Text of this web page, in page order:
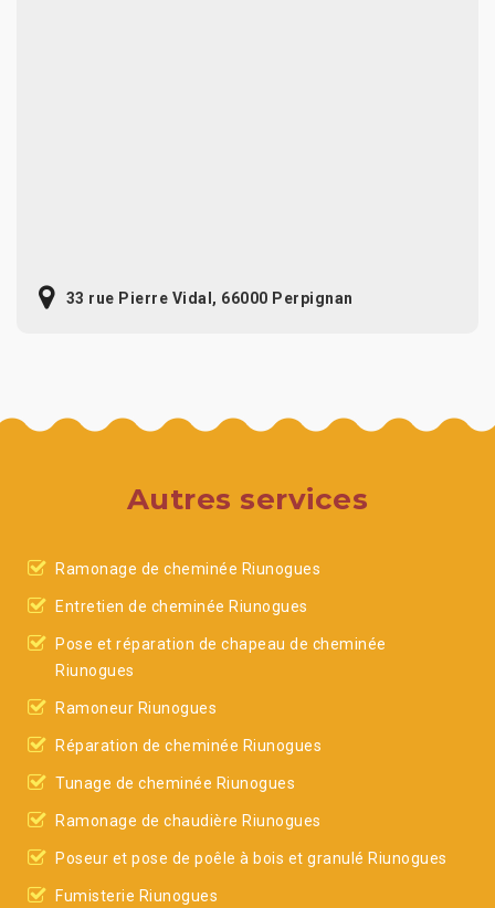
33 rue Pierre Vidal, 66000 Perpignan
Autres services
Ramonage de cheminée Riunogues
Entretien de cheminée Riunogues
Pose et réparation de chapeau de cheminée
Riunogues
Ramoneur Riunogues
Réparation de cheminée Riunogues
Tunage de cheminée Riunogues
Ramonage de chaudière Riunogues
Poseur et pose de poêle à bois et granulé Riunogues
Fumisterie Riunogues